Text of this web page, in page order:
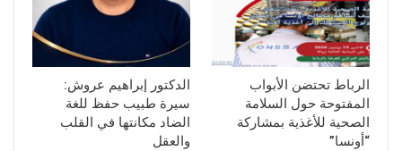
الرباط تحتضن الأبواب
المفتوحة حول السلامة
الصحية للأغذية بمشاركة
“أونسا”
الدكتور إبراهيم عروش:
سيرة طبيب حفظ للغة
الضاد مكانتها في القلب
والعقل